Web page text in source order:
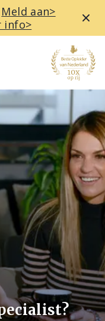
Meld aan>
info>